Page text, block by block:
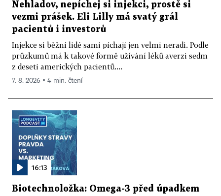
Nehladov, nepíchej si injekci, prostě si
vezmi prášek. Eli Lilly má svatý grál
pacientů i investorů
Injekce si běžní lidé sami píchají jen velmi neradi. Podle
průzkumů má k takové formě užívání léků averzi sedm
z deseti amerických pacientů....
7. 8. 2026 ▪ 4 min. čtení
16:13
Biotechnoložka: Omega-3 před úpadkem